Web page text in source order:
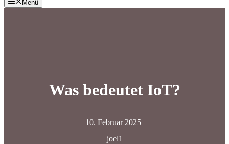
Menü
Was bedeutet IoT?
10. Februar 2025
joel1